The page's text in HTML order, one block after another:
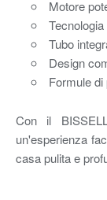
Motore
Tubo
Design
Formule
Con il
un'esperienza
casa pulita e